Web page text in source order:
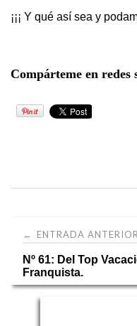
¡¡¡ Y qué así sea y
Compárteme en redes
Navegación
de
entradas
← ENTRADA ANTERIOR
Nº 61: Del Top
Franquista.